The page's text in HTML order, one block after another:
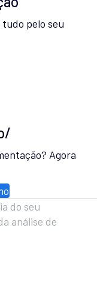
pelo seu
Agora
do seu
análise de